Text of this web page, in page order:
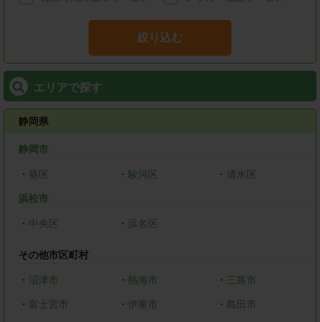
絞り込む
エリアで探す
静岡県
静岡市
・ 葵区 ・ 駿河区 ・ 清水区
浜松市
・ 中央区 ・ 浜名区
その他市区町村
・ 沼津市 ・ 熱海市 ・ 三島市
・ 富士宮市 ・ 伊東市 ・ 島田市